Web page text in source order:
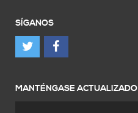
SÍGANOS
MANTÉNGASE ACTUALIZADO